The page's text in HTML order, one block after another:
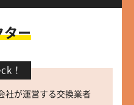
ター
！
社が運営する交換業者